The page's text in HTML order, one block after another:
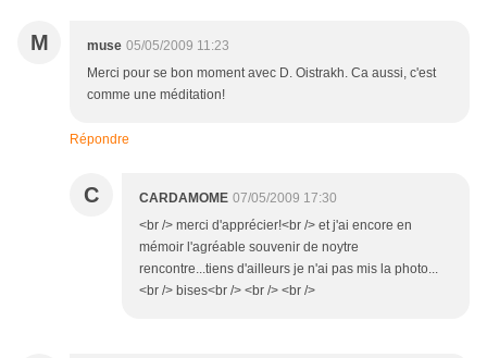
M muse 05/05/2009 11:23
Merci pour se bon moment avec D. Oistrakh. Ca aussi, c'est
comme une méditation!
Répondre
C CARDAMOME 07/05/2009 17:30
<br /> merci d'apprécier!<br /> et j'ai encore en
mémoir l'agréable souvenir de noytre
rencontre...tiens d'ailleurs je n'ai pas mis la photo...
<br /> bises<br /> <br /> <br />